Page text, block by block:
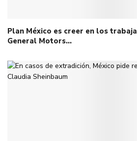
Plan México es creer en los
General Motors…